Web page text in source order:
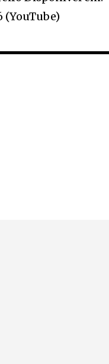
(YouTube)